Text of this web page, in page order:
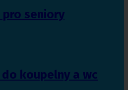
seniory
koupelny a wc